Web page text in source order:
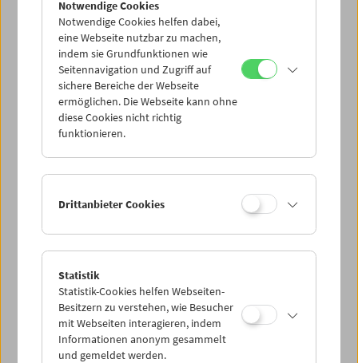
AnspruchEinspruch
44. Duisburger Filmwoche zu Gast im
Filmmuseum
Notwendige Cookies
Notwendige Cookies helfen dabei,
eine Webseite nutzbar zu machen,
indem sie Grundfunktionen wie
Seitennavigation und Zugriff auf
sichere Bereiche der Webseite
ermöglichen. Die Webseite kann ohne
diese Cookies nicht richtig
funktionieren.
Drittanbieter Cookies
Statistik
Statistik-Cookies helfen Webseiten-
Besitzern zu verstehen, wie Besucher
mit Webseiten interagieren, indem
Informationen anonym gesammelt
und gemeldet werden.